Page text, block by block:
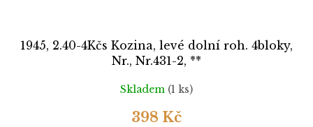
1945, 2.40-4Kčs Kozina, levé dolní roh. 4bloky,
Nr., Nr.431-2, **
Skladem (1 ks)
398 Kč